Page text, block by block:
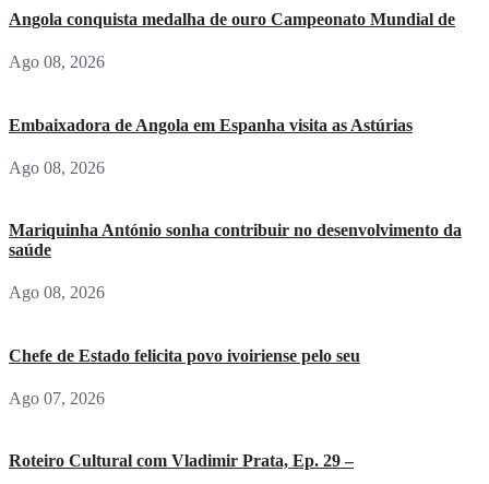
Angola conquista medalha de ouro Campeonato Mundial de
Ago 08, 2026
Embaixadora de Angola em Espanha visita as Astúrias
Ago 08, 2026
Mariquinha António sonha contribuir no desenvolvimento da
saúde
Ago 08, 2026
Chefe de Estado felicita povo ivoiriense pelo seu
Ago 07, 2026
Roteiro Cultural com Vladimir Prata, Ep. 29 –